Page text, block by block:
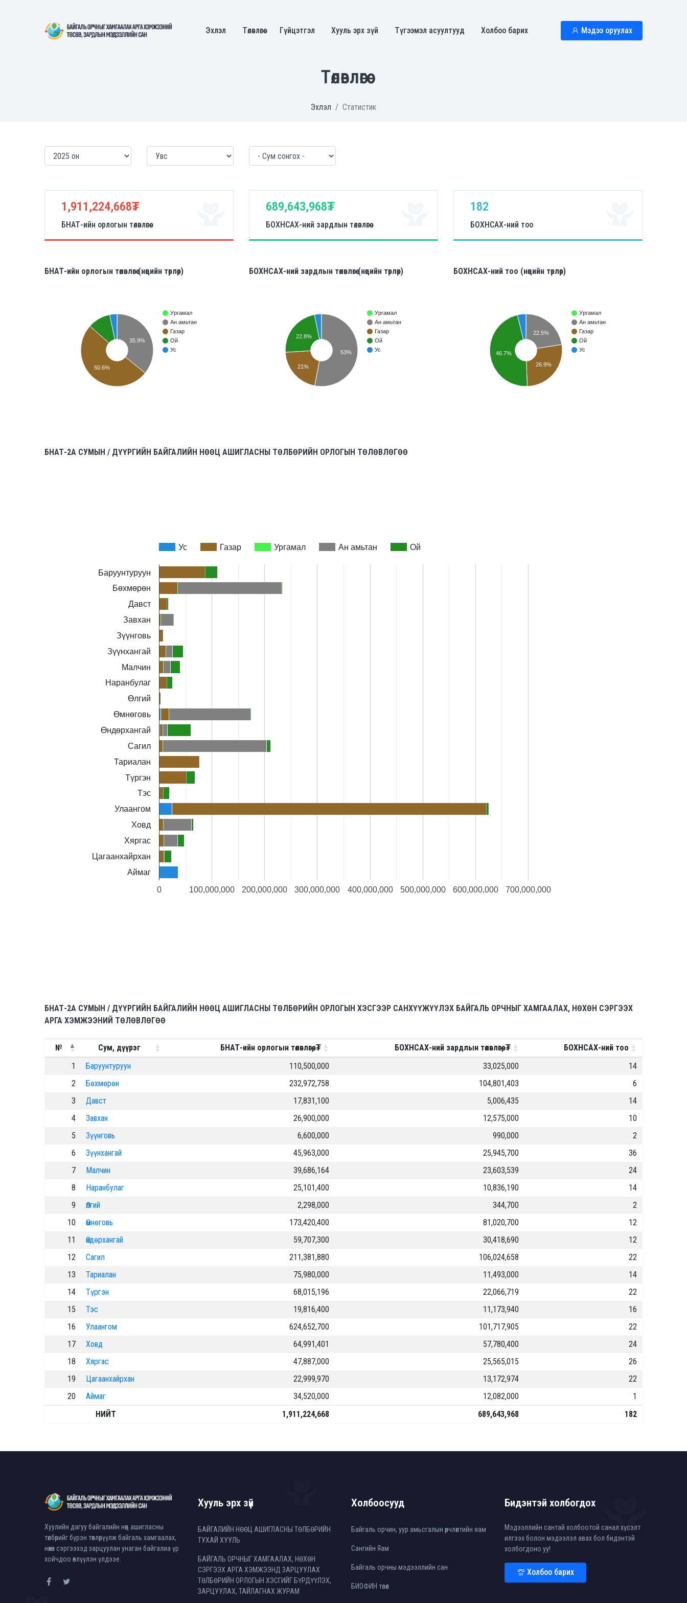
Эхлэл Төлөвлөгөө Гүйцэтгэл Хууль эрх зүй Түгээмэл асуултууд Холбоо барих Мэдээ оруулах
Төлөвлөгөө
Эхлэл Статистик
1,911,224,668₮
БНАТ-ийн орлогын төлөвлөгөө
689,643,968₮
БОХНСАХ-ний зардлын төлөвлөгөө
182
БОХНСАХ-ний тоо
БНАТ-ийн орлогын төлөвлөгөө (нөөцийн төрлөөр)
Ургамал
Ан амьтан
Газар
Ой
Ус
35.9%
50.6%
БОХНСАХ-ний зардлын төлөвлөгөө (нөөцийн төрлөөр)
Ургамал
Ан амьтан
Газар
Ой
Ус
22.8%
21%
53%
БОХНСАХ-ний тоо (нөөцийн төрлөөр)
Ургамал
Ан амьтан
Газар
Ой
Ус
22.5%
26.9%
46.7%
БНАТ-2A СУМЫН / ДҮҮРГИЙН БАЙГАЛИЙН НӨӨЦ АШИГЛАСНЫ ТӨЛБӨРИЙН ОРЛОГЫН ТӨЛӨВЛӨГӨӨ
Ус Газар Ургамал Ан амьтан Ой
0 100,000,000 200,000,000 300,000,000 400,000,000 500,000,000 600,000,000 700,000,000
Баруунтуруун
Бөхмөрөн
Давст
Завхан
Зүүнговь
Зүүнхангай
Малчин
Наранбулаг
Өлгий
Өмнөговь
Өндөрхангай
Сагил
Тариалан
Түргэн
Тэс
Улаангом
Ховд
Хяргас
Цагаанхайрхан
Аймаг
БНАТ-2A СУМЫН / ДҮҮРГИЙН БАЙГАЛИЙН НӨӨЦ АШИГЛАСНЫ ТӨЛБӨРИЙН ОРЛОГЫН ХЭСГЭЭР САНХҮҮЖҮҮЛЭХ БАЙГАЛЬ ОРЧНЫГ ХАМГААЛАХ, НӨХӨН СЭРГЭЭХ
АРГА ХЭМЖЭЭНИЙ ТӨЛӨВЛӨГӨӨ
№ Сум, дүүрэг БНАТ-ийн орлогын төлөвлөгөө, ₮ БОХНСАХ-ний зардлын төлөвлөгөө, ₮
БОХНСАХ-ний тоо
1
Баруунтуруун 110,500,000 33,025,000
14
2
Бөхмөрөн 232,972,758 104,801,403
6
3
Давст 17,831,100 5,006,435
14
4
Завхан 26,900,000 12,575,000
10
5
Зүүнговь 6,600,000 990,000
2
6
Зүүнхангай 45,963,000 25,945,700
36
7
Малчин 39,686,164 23,603,539
24
8
Наранбулаг 25,101,400 10,836,190
14
9
Өлгий 2,298,000 344,700
2
10
Өмнөговь 173,420,400 81,020,700
12
11
Өндөрхангай 59,707,300 30,418,690
12
12
Сагил 211,381,880 106,024,658
22
13
Тариалан 75,980,000 11,493,000
14
14
Түргэн 68,015,196 22,066,719
22
15
Тэс 19,816,400 11,173,940
16
16
Улаангом 624,652,700 101,717,905
22
17
Ховд 64,991,401 57,780,400
24
18
Хяргас 47,887,000 25,565,015
26
19
Цагаанхайрхан 22,999,970 13,172,974
22
20
Аймаг 34,520,000 12,082,000
1
НИЙТ
1,911,224,668 689,643,968 182
Хуулийн дагуу байгалийн нөөц ашигласны
төлбөрийг бүрэн төвлөрүүлж байгаль хамгаалах,
нөхөн сэргээхэд зарцуулан унаган байгалиа үр
хойчдоо өвлүүлэн үлдээе.
Хууль эрх зүй
БАЙГАЛИЙН НӨӨЦ АШИГЛАСНЫ ТӨЛБӨРИЙН
ТУХАЙ ХУУЛЬ
БАЙГАЛЬ ОРЧНЫГ ХАМГААЛАХ, НӨХӨН
СЭРГЭЭХ АРГА ХЭМЖЭЭНД ЗАРЦУУЛАХ
ТӨЛБӨРИЙН ОРЛОГЫН ХЭСГИЙГ БҮРДҮҮЛЭХ,
ЗАРЦУУЛАХ, ТАЙЛАГНАХ ЖУРАМ
Холбоосууд
Байгаль орчин, уур амьсгалын өөрчлөлтийн яам
Сангийн Яам
Байгаль орчны мэдээллийн сан
БИОФИН төсөл
Бидэнтэй холбогдох
Мэдээллийн сантай холбоотой санал хүсэлт
илгээх болон мэдээлэл авах бол бидэнтэй
холбогдоно уу!
Холбоо барих